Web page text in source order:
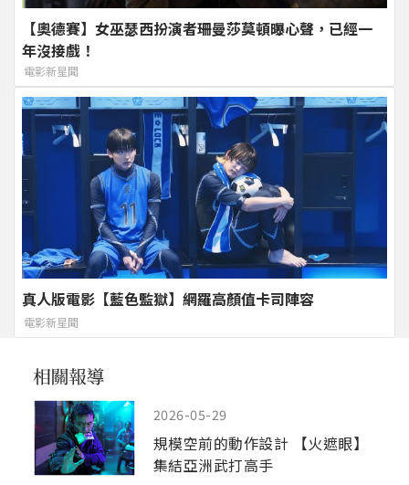
【奧德賽】女巫瑟西扮演者珊曼莎莫頓曝心聲，已經一
年沒接戲！
電影新星聞
真人版電影【藍色監獄】網羅高顏值卡司陣容
電影新星聞
2026-05-29
規模空前的動作設計 【火遮眼】
集結亞洲武打高手